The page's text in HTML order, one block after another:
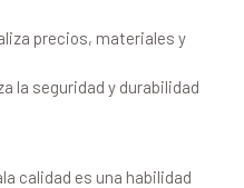
precios, materiales y
la seguridad y durabilidad
calidad es una habilidad